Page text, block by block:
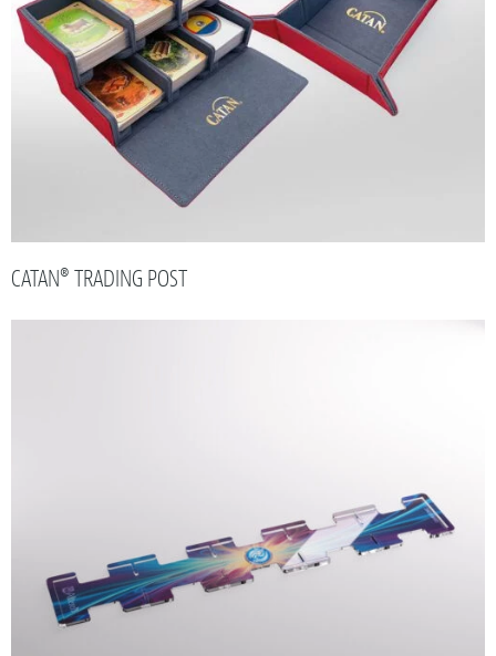
CATAN® TRADING POST